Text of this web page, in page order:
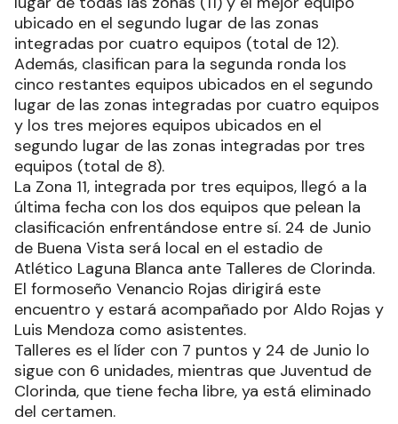
ubicado en el segundo lugar de las zonas
integradas por cuatro equipos (total de 12).
Además, clasifican para la segunda ronda los
cinco restantes equipos ubicados en el segundo
lugar de las zonas integradas por cuatro equipos
y los tres mejores equipos ubicados en el
segundo lugar de las zonas integradas por tres
equipos (total de 8).
La Zona 11, integrada por tres equipos, llegó a la
última fecha con los dos equipos que pelean la
clasificación enfrentándose entre sí. 24 de Junio
de Buena Vista será local en el estadio de
Atlético Laguna Blanca ante Talleres de Clorinda.
El formoseño Venancio Rojas dirigirá este
encuentro y estará acompañado por Aldo Rojas y
Luis Mendoza como asistentes.
Talleres es el líder con 7 puntos y 24 de Junio lo
sigue con 6 unidades, mientras que Juventud de
Clorinda, que tiene fecha libre, ya está eliminado
del certamen.